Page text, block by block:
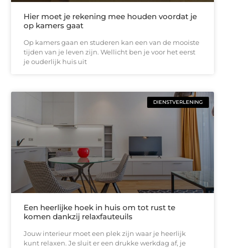
Hier moet je rekening mee houden voordat je
op kamers gaat
Op kamers gaan en studeren kan een van de mooiste
tijden van je leven zijn. Wellicht ben je voor het eerst
je ouderlijk huis uit
DIENSTVERLENING
Een heerlijke hoek in huis om tot rust te
komen dankzij relaxfauteuils
Jouw interieur moet een plek zijn waar je heerlijk
kunt relaxen. Je sluit er een drukke werkdag af, je